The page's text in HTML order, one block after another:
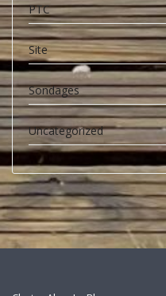
PTC
Site
Sondages
Uncategorized